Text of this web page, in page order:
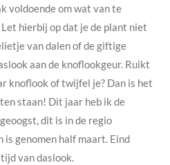
voldoende om wat van te
hierbij op dat je de plant niet
van dalen of de giftige
aan de knoflookgeur. Ruikt
knoflook of twijfel je? Dan is het
staan! Dit jaar heb ik de
dit is in de regio
is genomen half maart. Eind
van daslook.